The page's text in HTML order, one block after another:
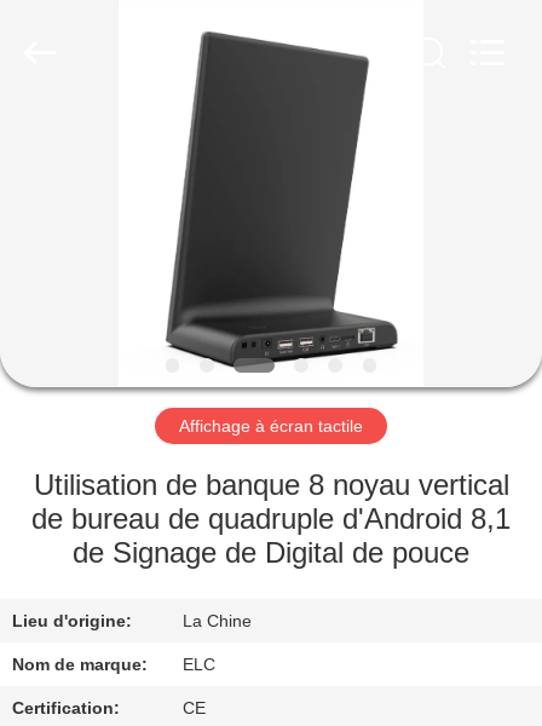
PRODUITS
DE
NOUS
VISITE
D'USINE
DE
QUALITÉ
Affichage à écran tactile
Utilisation de banque 8 noyau vertical
de bureau de quadruple d'Android 8,1
de Signage de Digital de pouce
Lieu d'origine: La Chine
Nom de marque: ELC
Certification: CE